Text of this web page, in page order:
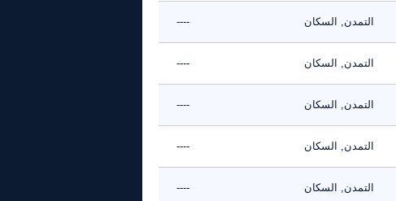
التمدن, السكان ----
التمدن, السكان ----
التمدن, السكان ----
التمدن, السكان ----
التمدن, السكان ----